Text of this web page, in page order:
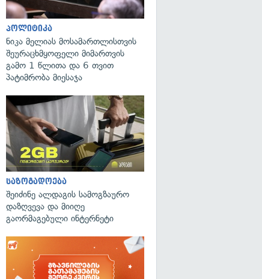
პოლიტიკა
ნიკა მელიას მოსამართლისთვის
შეურაცხმყოფელი მიმართვის
გამო 1 წლითა და 6 თვით
პატიმრობა მიესაჯა
საზოგადოება
შეიძინე ალდაგის სამოგზაურო
დაზღვევა და მიიღე
გაორმაგებული ინტერნეტი